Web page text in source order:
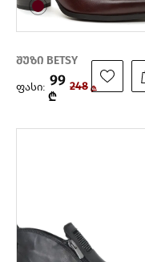
შუზი BETSY
ფასი: 99
₾
248 ₾